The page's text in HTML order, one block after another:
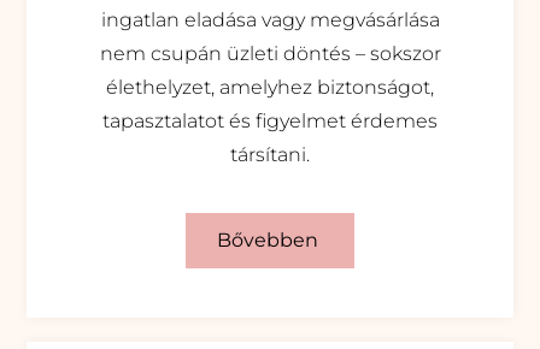
ingatlan eladása vagy megvásárlása
nem csupán üzleti döntés – sokszor
élethelyzet, amelyhez biztonságot,
tapasztalatot és figyelmet érdemes
társítani.
Bővebben